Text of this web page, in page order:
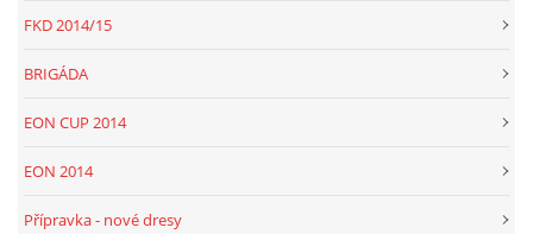
FKD 2014/15
BRIGÁDA
EON CUP 2014
EON 2014
Přípravka - nové dresy